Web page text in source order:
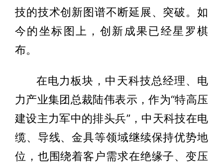
技的技术创新图谱不断延展、突破。如
今的坐标图上，创新成果已经星罗棋
布。
在电力板块，中天科技总经理、电
力产业集团总裁陆伟表示，作为“特高压
建设主力军中的排头兵”，中天科技在电
缆、导线、金具等领域继续保持优势地
位，也围绕着客户需求在绝缘子、变压